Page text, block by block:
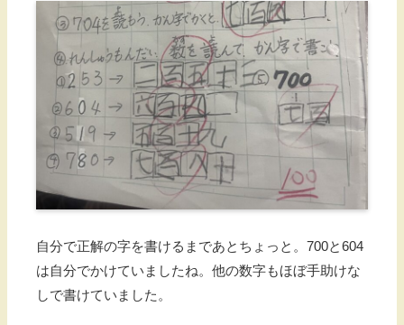
自分で正解の字を書けるまであとちょっと。700と604
は自分でかけていましたね。他の数字もほぼ手助けな
しで書けていました。